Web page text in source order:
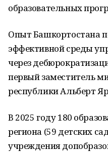
образовательных
Опыт Башкортостана
эффективной среды
через
первый заместитель
республики Альберт
В 2025 году 180
региона (59 детских
учреждения